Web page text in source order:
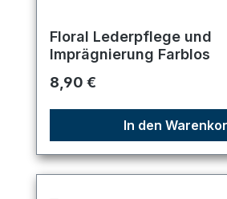
Floral Lederpflege und
Imprägnierung Farblos
Regulärer Preis:
8,90 €
In den